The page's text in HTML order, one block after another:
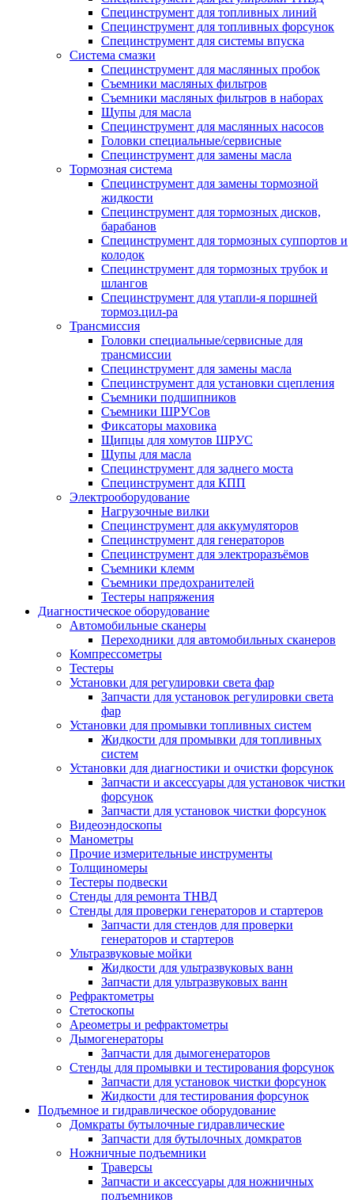
Специнструмент для топливных линий
Специнструмент для топливных форсунок
Специнструмент для системы впуска
Система смазки
Специнструмент для маслянных пробок
Съемники масляных фильтров
Съемники масляных фильтров в наборах
Щупы для масла
Специнструмент для маслянных насосов
Головки специальные/сервисные
Специнструмент для замены масла
Тормозная система
Специнструмент для замены тормозной
жидкости
Специнструмент для тормозных дисков,
барабанов
Специнструмент для тормозных суппортов и
колодок
Специнструмент для тормозных трубок и
шлангов
Специнструмент для утапли-я поршней
тормоз.цил-ра
Трансмиссия
Головки специальные/сервисные для
трансмиссии
Специнструмент для замены масла
Специнструмент для установки сцепления
Съемники подшипников
Съемники ШРУСов
Фиксаторы маховика
Щипцы для хомутов ШРУС
Щупы для масла
Специнструмент для заднего моста
Специнструмент для КПП
Электрооборудование
Нагрузочные вилки
Специнструмент для аккумуляторов
Специнструмент для генераторов
Специнструмент для электроразъёмов
Съемники клемм
Съемники предохранителей
Тестеры напряжения
Диагностическое оборудование
Автомобильные сканеры
Переходники для автомобильных сканеров
Компрессометры
Тестеры
Установки для регулировки света фар
Запчасти для установок регулировки света
фар
Установки для промывки топливных систем
Жидкости для промывки для топливных
систем
Установки для диагностики и очистки форсунок
Запчасти и аксессуары для установок чистки
форсунок
Запчасти для установок чистки форсунок
Видеоэндоскопы
Манометры
Прочие измерительные инструменты
Толщиномеры
Тестеры подвески
Стенды для ремонта ТНВД
Стенды для проверки генераторов и стартеров
Запчасти для стендов для проверки
генераторов и стартеров
Ультразвуковые мойки
Жидкости для ультразвуковых ванн
Запчасти для ультразвуковых ванн
Рефрактометры
Стетоскопы
Ареометры и рефрактометры
Дымогенераторы
Запчасти для дымогенераторов
Стенды для промывки и тестирования форсунок
Запчасти для установок чистки форсунок
Жидкости для тестирования форсунок
Подъемное и гидравлическое оборудование
Домкраты бутылочные гидравлические
Запчасти для бутылочных домкратов
Ножничные подъемники
Траверсы
Запчасти и аксессуары для ножничных
подъемников